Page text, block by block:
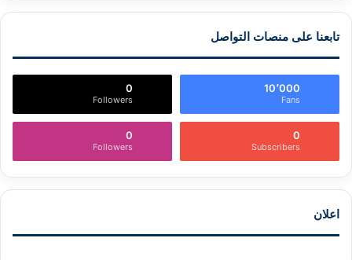
تابعنا على منصات التواصل
10٬000
Fans
0
Followers
0
Subscribers
0
Followers
اعلان